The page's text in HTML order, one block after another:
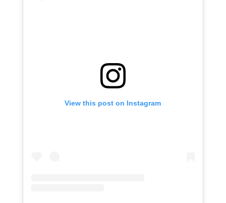
View this post on Instagram